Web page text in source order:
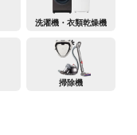
洗濯機・衣類乾燥機
掃除機